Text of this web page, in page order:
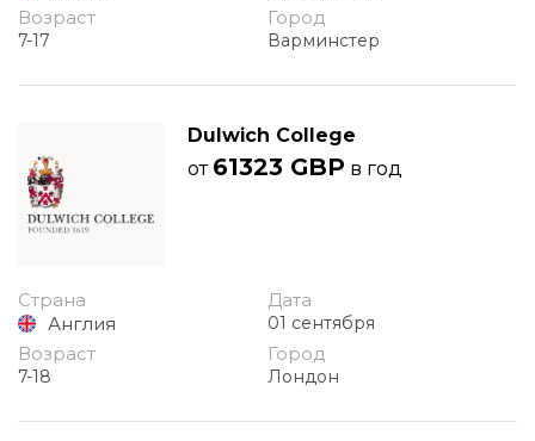
Возраст
7-17
Город
Варминстер
Dulwich College
от 61323 GBP в год
Страна
Англия
Дата
01 сентября
Возраст
7-18
Город
Лондон